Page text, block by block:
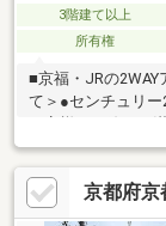
3階建て以上
所有権
■京福・JRの
て＞●センチュリ
お客様の目線でご
す！●購入・売却
にご相談下さいま
京阪鴨東線 「出町
出川」駅 徒歩約10
京都府京